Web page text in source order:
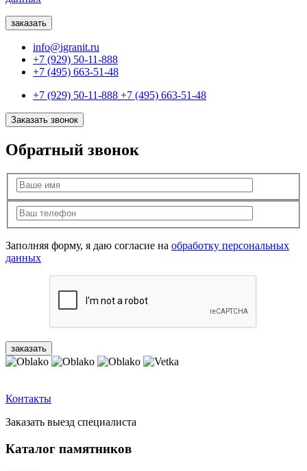
info@igranit.ru
+7 (929) 50-11-888
+7 (495) 663-51-48
+7 (929) 50-11-888 +7 (495) 663-51-48
Заказать звонок
Обратный звонок
Заполняя форму, я даю согласие на обработку персональных
данных
Контакты
Заказать выезд специалиста
Каталог памятников